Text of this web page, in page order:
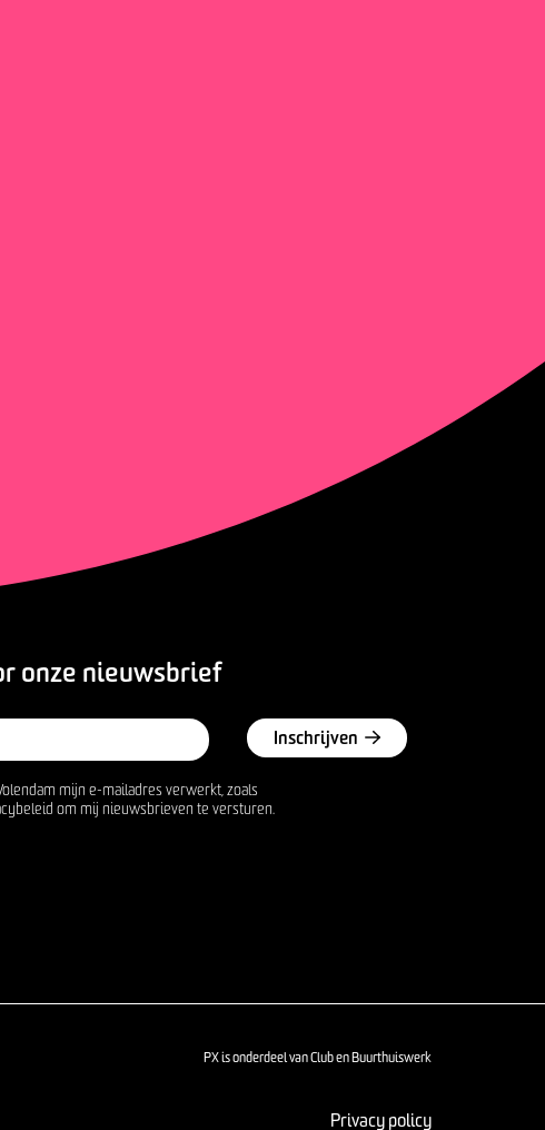
onze nieuwsbrief
Inschrijven
mijn e-mailadres verwerkt, zoals
om mij nieuwsbrieven te versturen.
PX is onderdeel van Club en Buurthuiswerk
Privacy policy